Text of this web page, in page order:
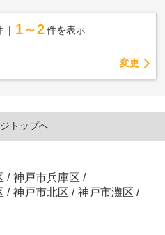
1～2 件を表示
変更
トップへ
/ 神戸市兵庫区 /
/ 神戸市北区 / 神戸市灘区 /